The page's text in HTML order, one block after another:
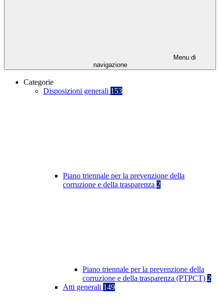
Menu di
navigazione
Categorie
Disposizioni generali 153
Piano triennale per la prevenzione della
corruzione e della trasparenza 2
Piano triennale per la prevenzione della
corruzione e della trasparenza (PTPCT) 2
Atti generali 149